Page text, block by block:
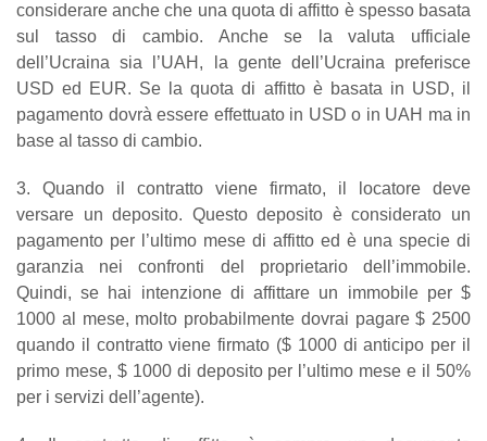
considerare anche che una quota di affitto è spesso basata
sul tasso di cambio. Anche se la valuta ufficiale
dell’Ucraina sia l’UAH, la gente dell’Ucraina preferisce
USD ed EUR. Se la quota di affitto è basata in USD, il
pagamento dovrà essere effettuato in USD o in UAH ma in
base al tasso di cambio.
3. Quando il contratto viene firmato, il locatore deve
versare un deposito. Questo deposito è considerato un
pagamento per l’ultimo mese di affitto ed è una specie di
garanzia nei confronti del proprietario dell’immobile.
Quindi, se hai intenzione di affittare un immobile per $
1000 al mese, molto probabilmente dovrai pagare $ 2500
quando il contratto viene firmato ($ 1000 di anticipo per il
primo mese, $ 1000 di deposito per l’ultimo mese e il 50%
per i servizi dell’agente).